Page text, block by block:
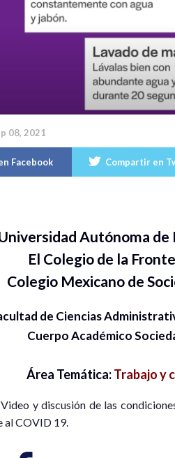
08, 2021
Facebook Compartir en
Autónoma de
El Colegio de la
Colegio Mexicano de
de Ciencias
Cuerpo Académico
Área Temática:Trabajo y
y discusión de las
al COVID 19.